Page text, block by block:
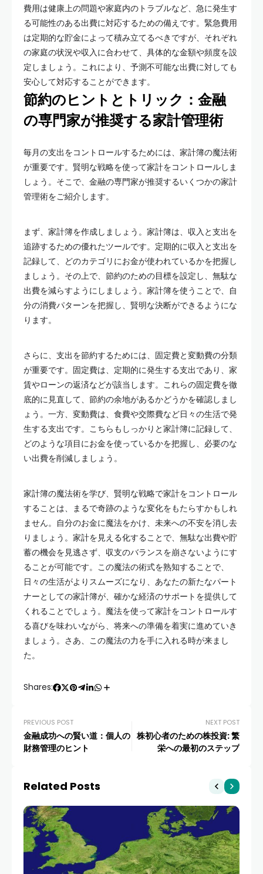
費用は健康上の問題や家庭内のトラブルなど、急に発生す
る可能性のある出費に対応するための備えです。緊急費用
は定期的な貯金によって積み立てるべきですが、それぞれ
の家庭の状況や収入に合わせて、具体的な金額や頻度を設
定しましょう。これにより、予測不可能な出費に対しても
安心して対応することができます。
節約のヒントとトリック：金融
の専門家が推奨する家計管理術
毎月の支出をコントロールするためには、家計簿の魔法術
が重要です。賢明な戦略を使って家計をコントロールしま
しょう。そこで、金融の専門家が推奨するいくつかの家計
管理術をご紹介します。
まず、家計簿を作成しましょう。家計簿は、収入と支出を
追跡するための優れたツールです。定期的に収入と支出を
記録して、どのカテゴリにお金が使われているかを把握し
ましょう。その上で、節約のための目標を設定し、無駄な
出費を減らすようにしましょう。家計簿を使うことで、自
分の消費パターンを把握し、賢明な決断ができるようにな
ります。
さらに、支出を節約するためには、固定費と変動費の分類
が重要です。固定費は、定期的に発生する支出であり、家
賃やローンの返済などが該当します。これらの固定費を徹
底的に見直して、節約の余地があるかどうかを確認しまし
ょう。一方、変動費は、食費や交際費など日々の生活で発
生する支出です。こちらもしっかりと家計簿に記録して、
どのような項目にお金を使っているかを把握し、必要のな
い出費を削減しましょう。
家計簿の魔法術を学び、賢明な戦略で家計をコントロール
することは、まるで奇跡のような変化をもたらすかもしれ
ません。自分のお金に魔法をかけ、未来への不安を消し去
りましょう。家計を見える化することで、無駄な出費や貯
蓄の機会を見逃さず、収支のバランスを崩さないようにす
ることが可能です。この魔法の術式を熟知することで、
日々の生活がよりスムーズになり、あなたの新たなパート
ナーとしての家計簿が、確かな経済のサポートを提供して
くれることでしょう。魔法を使って家計をコントロールす
る喜びを味わいながら、将来への準備を着実に進めていき
ましょう。さあ、この魔法の力を手に入れる時が来まし
た。
Shares:
PREVIOUS POST
金融成功への賢い道：個人の
財務管理のヒント
NEXT POST
株初心者のための株投資: 繁
栄への最初のステップ
Related Posts